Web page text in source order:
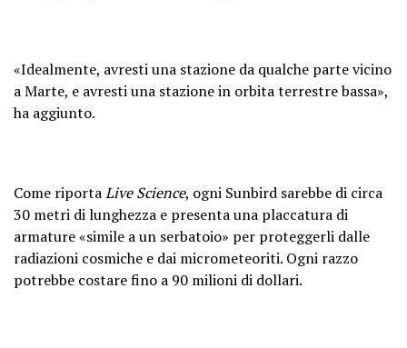
«Idealmente, avresti una stazione da qualche parte vicino
a Marte, e avresti una stazione in orbita terrestre bassa»,
ha aggiunto.
Come riportaLive Science, ogni Sunbird sarebbe di circa
30 metri di lunghezza e presenta una placcatura di
armature «simile a un serbatoio» per proteggerli dalle
radiazioni cosmiche e dai micrometeoriti. Ogni razzo
potrebbe costare fino a 90 milioni di dollari.